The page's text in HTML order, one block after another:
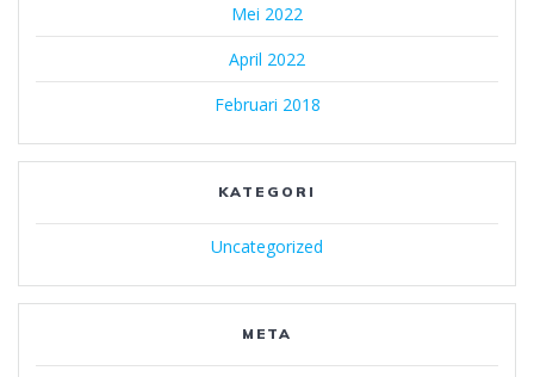
Mei 2022
April 2022
Februari 2018
KATEGORI
Uncategorized
META